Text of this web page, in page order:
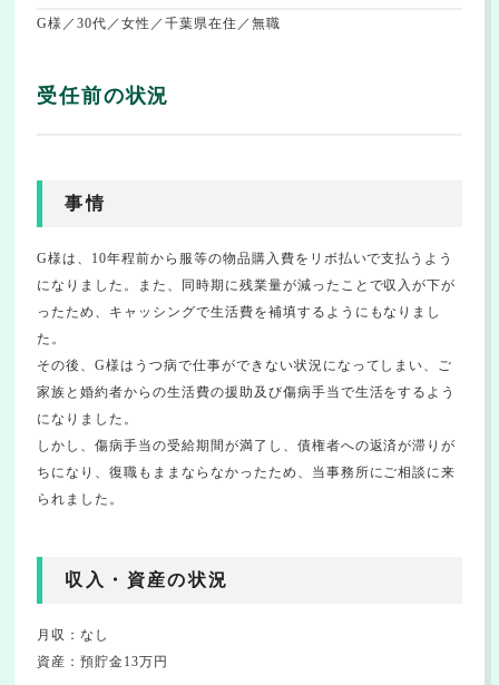
G様／30代／女性／千葉県在住／無職
受任前の状況
事情
G様は、10年程前から服等の物品購入費をリボ払いで支払うよう
になりました。また、同時期に残業量が減ったことで収入が下が
ったため、キャッシングで生活費を補填するようにもなりまし
た。
その後、G様はうつ病で仕事ができない状況になってしまい、ご
家族と婚約者からの生活費の援助及び傷病手当で生活をするよう
になりました。
しかし、傷病手当の受給期間が満了し、債権者への返済が滞りが
ちになり、復職もままならなかったため、当事務所にご相談に来
られました。
収入・資産の状況
月収：なし
資産：預貯金13万円